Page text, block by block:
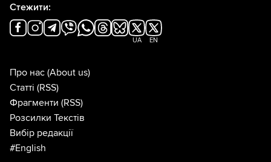
Стежити:
UA EN
Про нас (About us)
Статті (RSS)
Фрагменти (RSS)
Розсилки Текстів
Вибір редакції
#English